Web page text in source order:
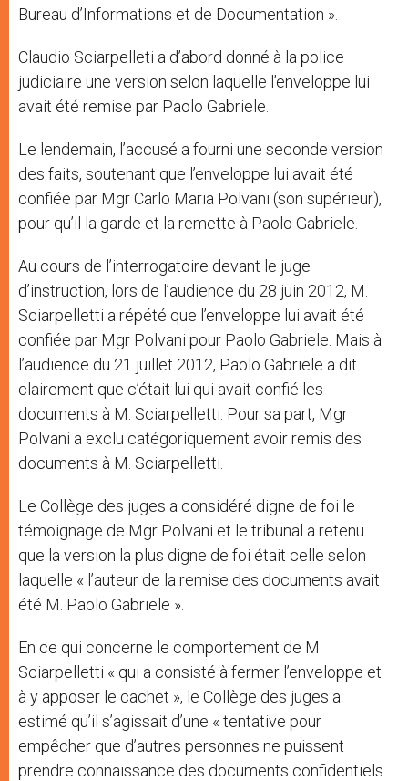
Bureau d’Informations et de Documentation ».
Claudio Sciarpelleti a d’abord donné à la police
judiciaire une version selon laquelle l’enveloppe lui
avait été remise par Paolo Gabriele.
Le lendemain, l’accusé a fourni une seconde version
des faits, soutenant que l’enveloppe lui avait été
confiée par Mgr Carlo Maria Polvani (son supérieur),
pour qu’il la garde et la remette à Paolo Gabriele.
Au cours de l’interrogatoire devant le juge
d’instruction, lors de l’audience du 28 juin 2012, M.
Sciarpelletti a répété que l’enveloppe lui avait été
confiée par Mgr Polvani pour Paolo Gabriele. Mais à
l’audience du 21 juillet 2012, Paolo Gabriele a dit
clairement que c’était lui qui avait confié les
documents à M. Sciarpelletti. Pour sa part, Mgr
Polvani a exclu catégoriquement avoir remis des
documents à M. Sciarpelletti.
Le Collège des juges a considéré digne de foi le
témoignage de Mgr Polvani et le tribunal a retenu
que la version la plus digne de foi était celle selon
laquelle « l’auteur de la remise des documents avait
été M. Paolo Gabriele ».
En ce qui concerne le comportement de M.
Sciarpelletti « qui a consisté à fermer l’enveloppe et
à y apposer le cachet », le Collège des juges a
estimé qu’il s’agissait d’une « tentative pour
empêcher que d’autres personnes ne puissent
prendre connaissance des documents confidentiels